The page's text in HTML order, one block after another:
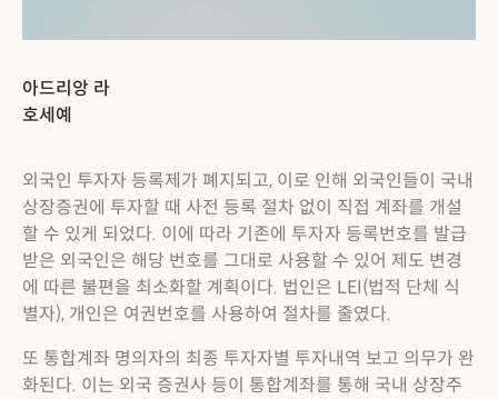
아드리앙 라
호세예
외국인 투자자 등록제가 폐지되고, 이로 인해 외국인들이 국내
상장증권에 투자할 때 사전 등록 절차 없이 직접 계좌를 개설
할 수 있게 되었다. 이에 따라 기존에 투자자 등록번호를 발급
받은 외국인은 해당 번호를 그대로 사용할 수 있어 제도 변경
에 따른 불편을 최소화할 계획이다. 법인은 LEI(법적 단체 식
별자), 개인은 여권번호를 사용하여 절차를 줄였다.
또 통합계좌 명의자의 최종 투자자별 투자내역 보고 의무가 완
화된다. 이는 외국 증권사 등이 통합계좌를 통해 국내 상장주